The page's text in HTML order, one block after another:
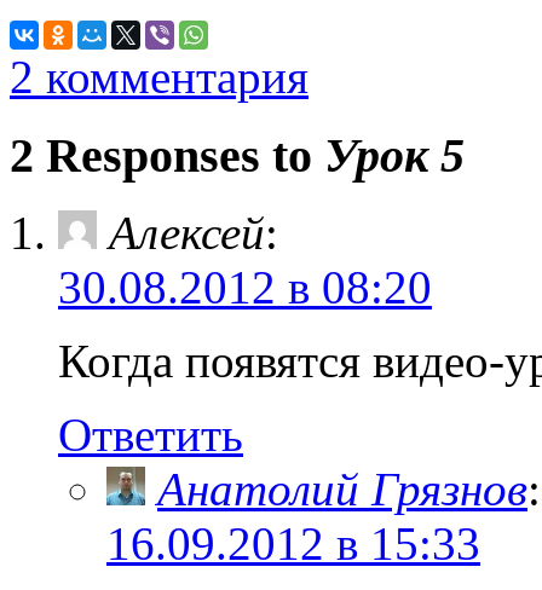
2 комментария
2 Responses to Урок 5
Алексей:
30.08.2012 в 08:20
Когда появятся видео-
Ответить
Анатолий Грязнов:
16.09.2012 в 15:33